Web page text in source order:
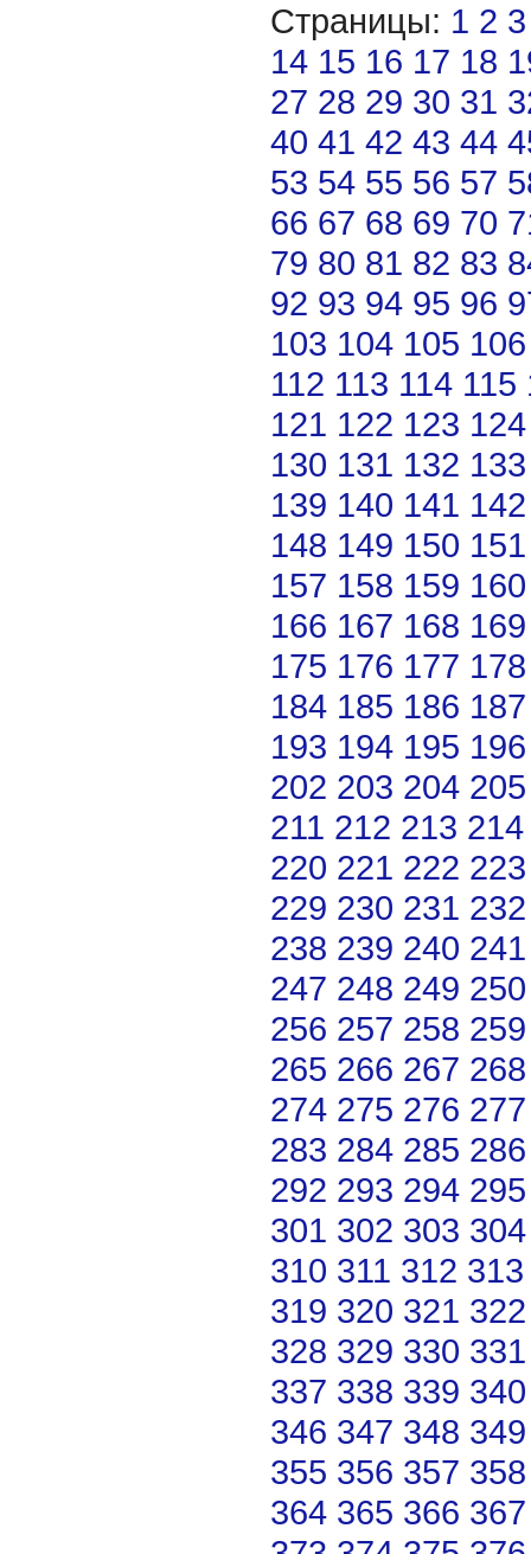
Страницы: 1 2 3
14 15 16 17 18
27 28 29 30 31
40 41 42 43 44
53 54 55 56 57
66 67 68 69 70
79 80 81 82 83
92 93 94 95 96
103 104 105 106
112 113 114 115
121 122 123 124
130 131 132 133
139 140 141 142
148 149 150 151
157 158 159 160
166 167 168 169
175 176 177 178
184 185 186 187
193 194 195 196
202 203 204 205
211 212 213 214
220 221 222 223
229 230 231 232
238 239 240 241
247 248 249 250
256 257 258 259
265 266 267 268
274 275 276 277
283 284 285 286
292 293 294 295
301 302 303 304
310 311 312 313
319 320 321 322
328 329 330 331
337 338 339 340
346 347 348 349
355 356 357 358
364 365 366 367